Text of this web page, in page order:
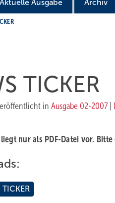
Aktuelle Ausgabe Archiv
TICKER
in Ausgabe 02-2007
nur als PDF-Datei vor.
TICKER